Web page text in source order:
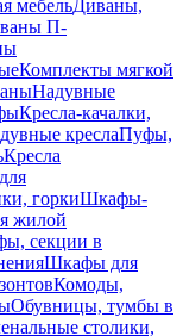
мебельДиваны,
П-
Комплекты мягкой
Надувные
Кресла-качалки,
креслаПуфы,
Кресла
горкиШкафы-
жилой
секции в
Шкафы для
Комоды,
Обувницы, тумбы в
столики,